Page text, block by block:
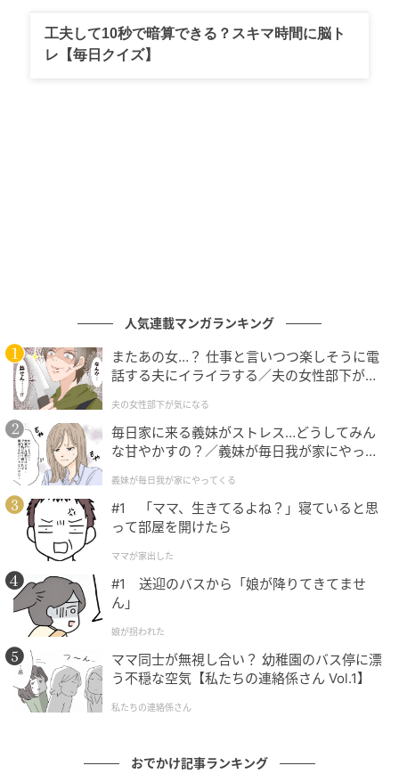
一口食べて、無言で鼻の穴を膨らませた。おいしい、
こんなにおいしい食べ物ってあったんだっけ。とても
いような気がする。目の前のちいさめのマグカップく
らいの大きさの器にぱんぱんにはいったパンナコッタ
を、自分の好きなだけぐわりと掬（すく）って食べて
もよいというところも興奮した。
それからしばらく、わたしはパンナコッタが好きなん
だと思いながら暮らしている。検索してみると、大き
な器で作るパンナコッタのレシピも結構多い。それな
らばもっと大きなスプーンで頰張るのだって夢じゃな
い。自分でも作ってみようかしらと思い立ち、生クリ
ームとグラニュー糖と安くなっていたちいさないちご
を買っておいた。
いつでもパンナコッタを作れるぞと思いながら締め切
りに追われて夕飯すら満足に作れない日々が続いてし
まい、ついに生クリームの賞味期限に間に合わず、ク
リームパスタになってしまったが、いつでもパンナコ
工夫して10秒で暗算できる？スキマ時間に脳ト
レ【毎日クイズ】
人気連載マンガランキング
またあの女…？ 仕事と言いつつ楽しそうに電
話する夫にイライラする／夫の女性部下が気
夫の女性部下が気になる
毎日家に来る義妹がストレス…どうしてみん
な甘やかすの？／義妹が毎日我が家にやって
が】
義妹が毎日我が家にやってくる
#1 「ママ、生きてるよね？」寝ていると思
って部屋を開けたら
ママが家出した
#1 送迎のバスから「娘が降りてきてませ
ん」
娘が拐われた
ママ同士が無視し合い？ 幼稚園のバス停に漂
う不穏な空気【私たちの連絡係さん Vol.1】
私たちの連絡係さん
おでかけ記事ランキング